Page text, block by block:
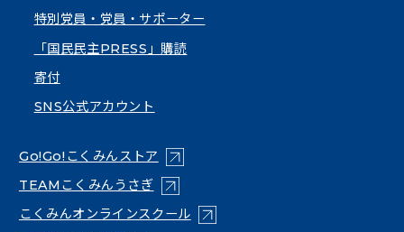
特別党員・党員・サポーター
「国民民主PRESS」購読
寄付
SNS公式アカウント
Go!Go!こくみんストア （新しいタブで開く）
TEAMこくみんうさぎ（新しいタブで開く）
こくみんオンラインスクール（新しいタブで開く）